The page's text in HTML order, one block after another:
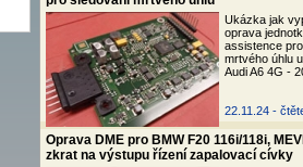
Ukázka jak
oprava
assistence
mrtvého úhlu
Audi A6 4G -
22.11.24 -
Oprava DME pro BMW F20 116i/118i,
zkrat na výstupu řízení zapalovací cívky